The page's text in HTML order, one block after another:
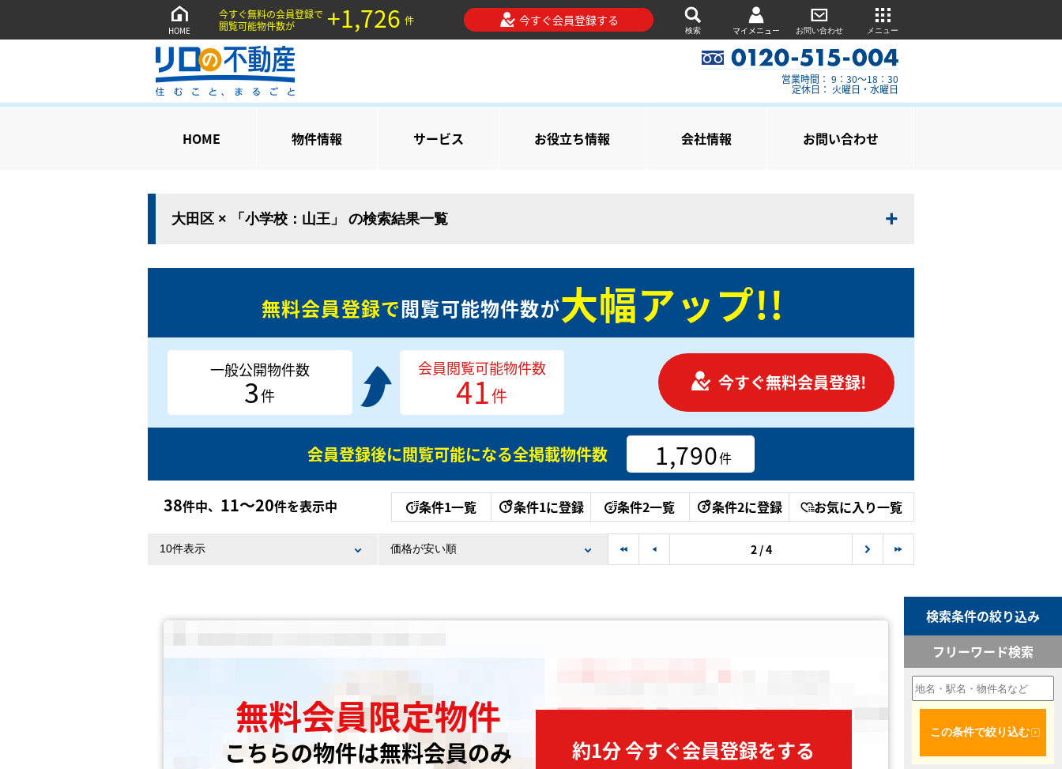
HOME
今すぐ無料の会員登録で
閲覧可能物件数が
+1,726 件 今すぐ会員登録する
検索 マイメニュー お問い合わせ メニュー
営業時間： 9：30～18：30
定休日： 火曜日・水曜日
HOME 物件情報 サービス お役立ち情報 会社情報 お問い合わせ
大田区 × 「小学校：山王」 の検索結果一覧
無料会員登録で閲覧可能物件数が大幅アップ!!
一般公開物件数
3件
会員閲覧可能物件数
41件
今すぐ無料会員登録!
会員登録後に閲覧可能になる全掲載物件数 1,790件
38件中、 11〜20件を表示中 条件1一覧 条件1に登録 条件2一覧 条件2に登録 お気に入り一覧
2 / 4
無料会員限定物件
こちらの物件は無料会員のみ
約1分 今すぐ会員登録をする
検索条件の絞り込み
フリーワード検索
この条件で絞り込む